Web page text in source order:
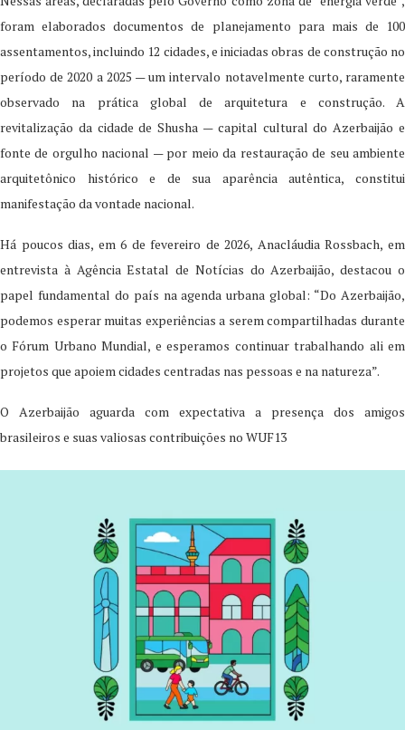
foram elaborados documentos de planejamento para mais de 100
assentamentos, incluindo 12 cidades, e iniciadas obras de construção no
período de 2020 a 2025 — um intervalo notavelmente curto, raramente
observado na prática global de arquitetura e construção. A
revitalização da cidade de Shusha — capital cultural do Azerbaijão e
fonte de orgulho nacional — por meio da restauração de seu ambiente
arquitetônico histórico e de sua aparência autêntica, constitui
manifestação da vontade nacional.
Há poucos dias, em 6 de fevereiro de 2026, Anacláudia Rossbach, em
entrevista à Agência Estatal de Notícias do Azerbaijão, destacou o
papel fundamental do país na agenda urbana global: “Do Azerbaijão,
podemos esperar muitas experiências a serem compartilhadas durante
o Fórum Urbano Mundial, e esperamos continuar trabalhando ali em
projetos que apoiem cidades centradas nas pessoas e na natureza”.
O Azerbaijão aguarda com expectativa a presença dos amigos
brasileiros e suas valiosas contribuições no WUF13